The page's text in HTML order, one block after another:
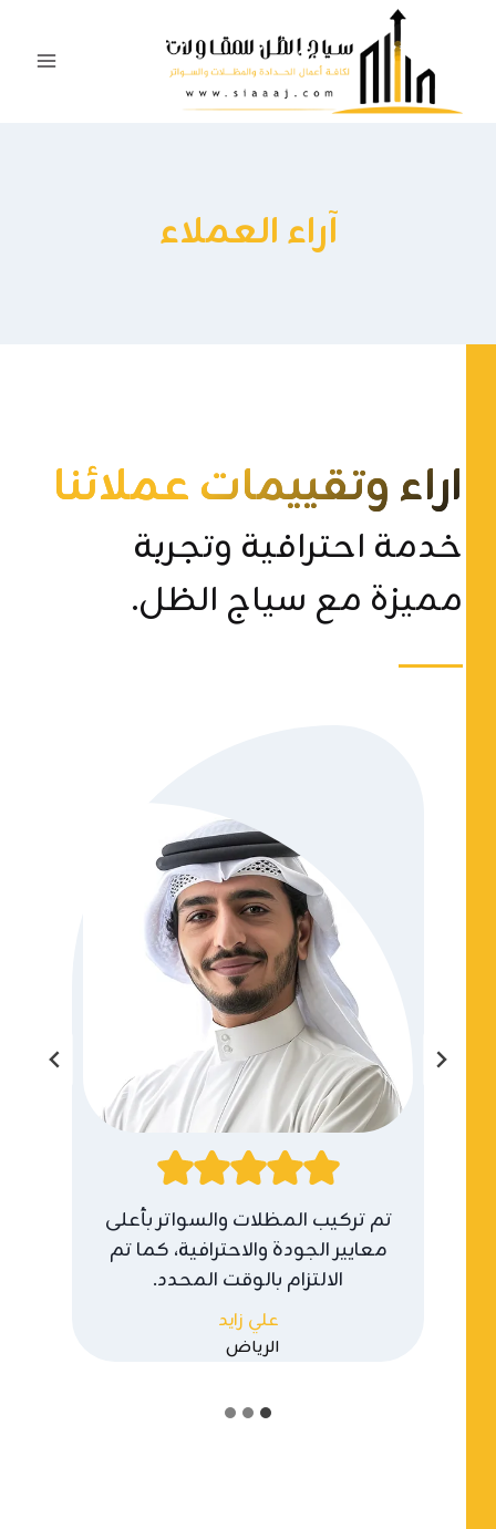
المحتوى
آراء العملاء
اراء وتقييمات عملائنا
خدمة احترافية وتجربة
مميزة مع سياج الظل.
تم تركيب المظلات والسواتر بأعلى
معايير الجودة والاحترافية، كما تم
الالتزام بالوقت المحدد.
علي زايد
الرياض